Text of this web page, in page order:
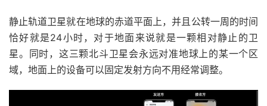
静止轨道卫星就在地球的赤道平面上，并且公转一周的时间
恰好就是24小时，对于地面来说就是一颗相对静止的卫
星。同时，这三颗北斗卫星会永远对准地球上的某一个区
域，地面上的设备可以固定发射方向不用经常调整。